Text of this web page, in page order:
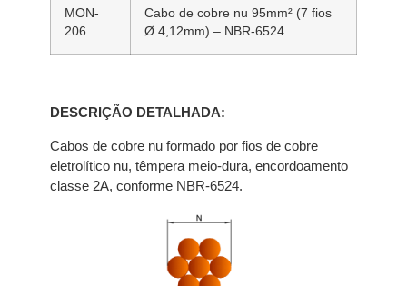
MON-
206
Cabo de cobre nu 95mm² (7 fios
Ø 4,12mm) – NBR-6524
DESCRIÇÃO DETALHADA:
Cabos de cobre nu formado por fios de cobre
eletrolítico nu, têmpera meio-dura, encordoamento
classe 2A, conforme NBR-6524.